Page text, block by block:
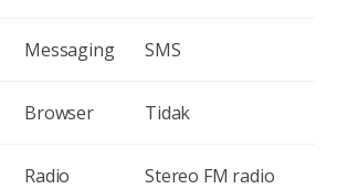
Messaging SMS
Browser Tidak
Radio Stereo FM radio